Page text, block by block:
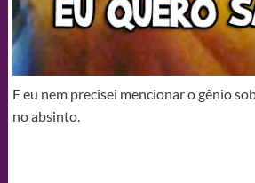
E eu nem precisei mencionar o gênio
no absinto.